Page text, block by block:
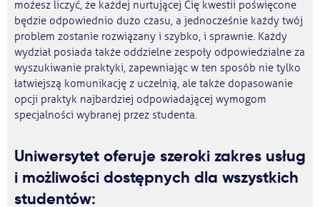
możesz liczyć, że każdej nurtującej Cię kwestii poświęcone
będzie odpowiednio dużo czasu, a jednocześnie każdy twój
problem zostanie rozwiązany i szybko, i sprawnie. Każdy
wydział posiada także oddzielne zespoły odpowiedzialne za
wyszukiwanie praktyki, zapewniając w ten sposób nie tylko
łatwiejszą komunikację z uczelnią, ale także dopasowanie
opcji praktyk najbardziej odpowiadającej wymogom
specjalności wybranej przez studenta.
Uniwersytet oferuje szeroki zakres usług
i możliwości dostępnych dla wszystkich
studentów: